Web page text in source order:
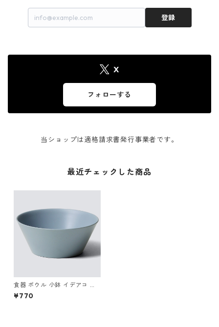
登録
X
フォローする
当ショップは適格請求書発行事業者です。
最近チェックした商品
食器 ボウル 小鉢 イデアコ ウ
スモノ ミニボウル ideaco Tab
leware usumono mini bowl
¥770